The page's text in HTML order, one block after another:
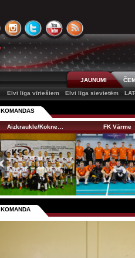
JAUNUMI
Elvi līga vīriešiem
Elvi līga sievietēm
KOMANDAS
Aizkraukle/Kokne… FK Vārme
KOMANDA